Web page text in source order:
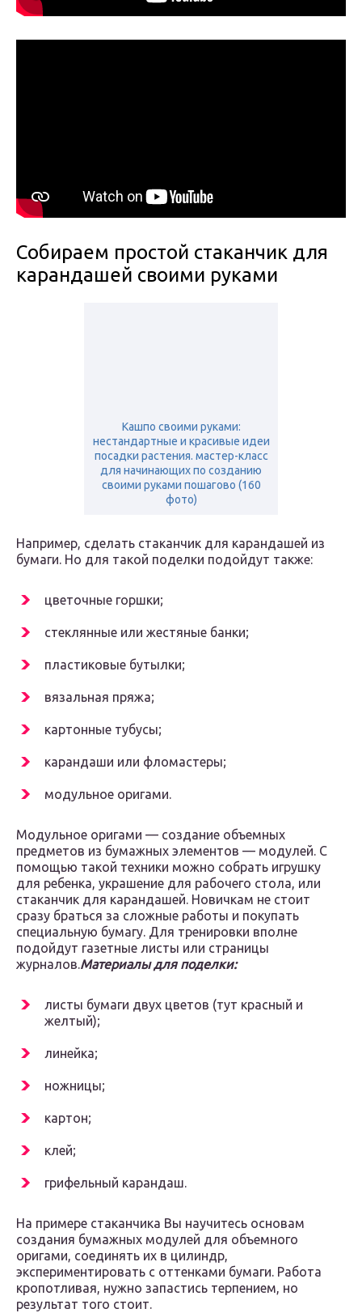
Собираем простой стаканчик для
карандашей своими руками
Кашпо своими руками:
нестандартные и красивые идеи
посадки растения. мастер-класс
для начинающих по созданию
своими руками пошагово (160
фото)
Например, сделать стаканчик для карандашей из
бумаги. Но для такой поделки подойдут также:
цветочные горшки;
стеклянные или жестяные банки;
пластиковые бутылки;
вязальная пряжа;
картонные тубусы;
карандаши или фломастеры;
модульное оригами.
Модульное оригами — создание объемных
предметов из бумажных элементов — модулей. С
помощью такой техники можно собрать игрушку
для ребенка, украшение для рабочего стола, или
стаканчик для карандашей. Новичкам не стоит
сразу браться за сложные работы и покупать
специальную бумагу. Для тренировки вполне
подойдут газетные листы или страницы
журналов.Материалы для поделки:
листы бумаги двух цветов (тут красный и
желтый);
линейка;
ножницы;
картон;
клей;
грифельный карандаш.
На примере стаканчика Вы научитесь основам
создания бумажных модулей для объемного
оригами, соединять их в цилиндр,
экспериментировать с оттенками бумаги. Работа
кропотливая, нужно запастись терпением, но
результат того стоит.